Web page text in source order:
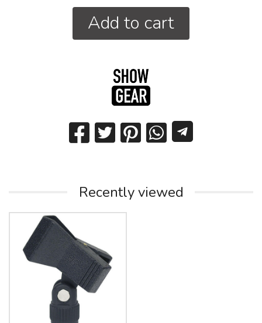
Add to cart
Recently viewed